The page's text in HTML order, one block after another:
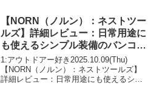
【NORN（ノルン）：ネストツー
ルズ】詳細レビュー：日常用途に
も使えるシンプル装備のバンコン
キャンピングカー
1:アウトドアー好き2025.10.09(Thu)
【NORN（ノルン）：ネストツールズ】
詳細レビュー：日常用途にも使えるシン